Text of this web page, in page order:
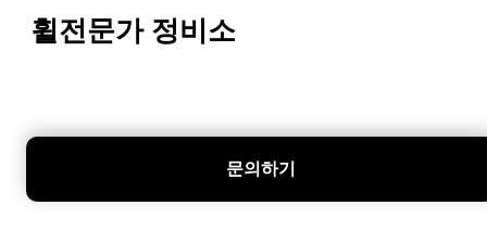
휠전문가 정비소
문의하기